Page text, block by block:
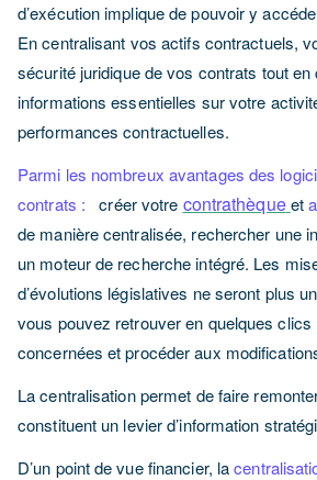
d’exécution implique de pouvoir y
En centralisant vos actifs contractuels,
sécurité juridique de vos contrats tout en
informations essentielles sur votre
performances contractuelles.
Parmi les nombreux avantages des
contrats :
créer votre contrathèque et
de manière centralisée, rechercher une
un moteur de recherche intégré. Les
d’évolutions législatives ne seront plus
vous pouvez retrouver en quelques clics
concernées et procéder aux
La centralisation permet de faire
constituent un levier d’information
D’un point de vue financier, la